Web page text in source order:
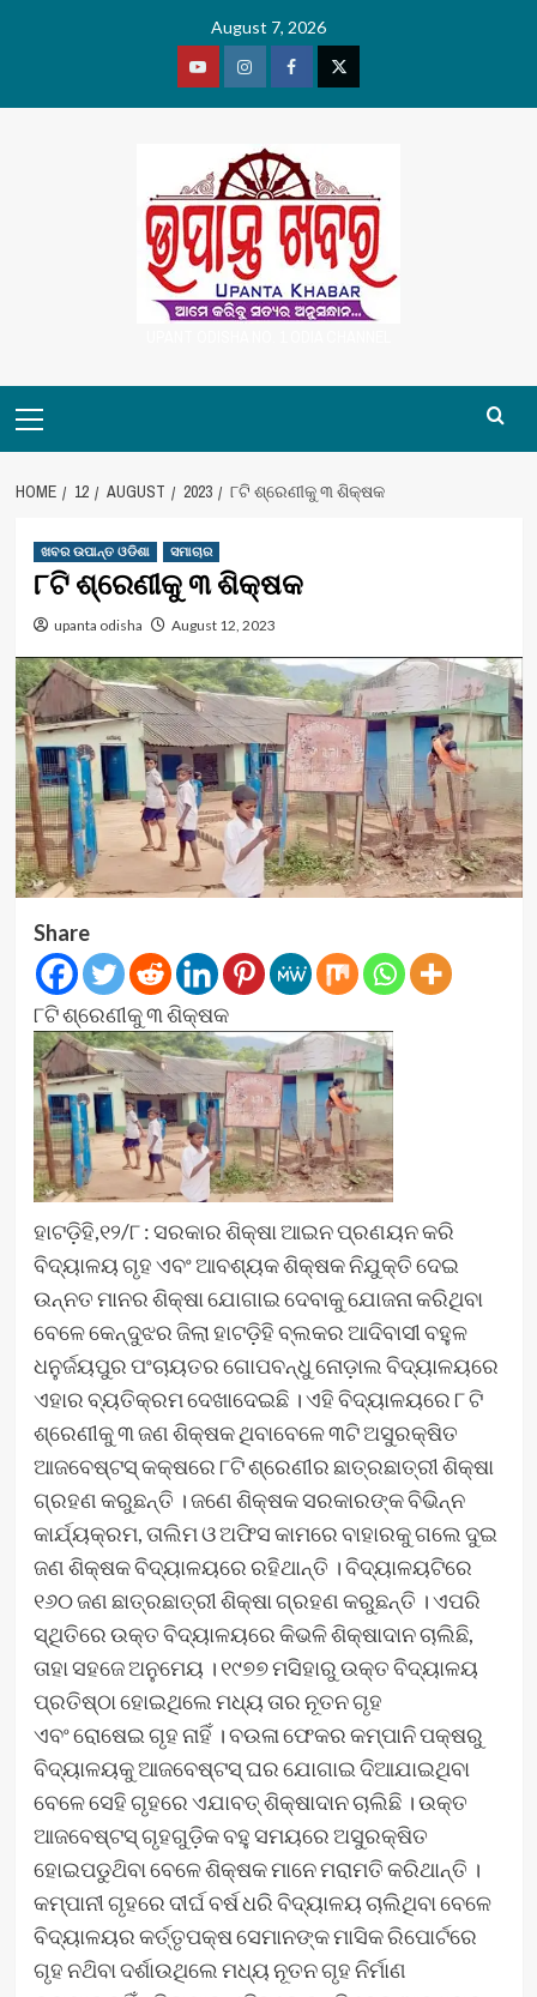
August 7, 2026
YoutubeVimeoFacebookTwitter
Menu
HOME 12 AUGUST 2023 ୮ଟି ଶ୍ରେଣୀକୁ ୩ ଶିକ୍ଷକ
ଖବର ଉପାନ୍ତ ଓଡିଶା ସମାଚାର
୮ଟି ଶ୍ରେଣୀକୁ ୩ ଶିକ୍ଷକ
upanta odisha August 12, 2023
Share
୮ଟି ଶ୍ରେଣୀକୁ ୩ ଶିକ୍ଷକ
ହାଟଡ଼ିହି,୧୨/୮ : ସରକାର ଶିକ୍ଷା ଆଇନ ପ୍ରଣୟନ କରି
ବିଦ୍ୟାଳୟ ଗୃହ ଏବଂ ଆବଶ୍ୟକ ଶିକ୍ଷକ ନିଯୁକ୍ତି ଦେଇ
ଉନ୍ନତ ମାନର ଶିକ୍ଷା ଯୋଗାଇ ଦେବାକୁ ଯୋଜନା କରିଥିବା
ବେଳେ କେନ୍ଦୁଝର ଜିଲା ହାଟଡ଼ିହି ବ୍ଲକର ଆଦିବାସୀ ବହୁଳ
ଧନୁର୍ଜୟପୁର ପଂଚାୟତର ଗୋପବନ୍ଧୁ ନୋଡ଼ାଲ ବିଦ୍ୟାଳୟରେ
ଏହାର ବ୍ୟତିକ୍ରମ ଦେଖାଦେଇଛି । ଏହି ବିଦ୍ୟାଳୟରେ ୮ ଟି
ଶ୍ରେଣୀକୁ ୩ ଜଣ ଶିକ୍ଷକ ଥିବାବେଳେ ୩ଟି ଅସୁରକ୍ଷିତ
ଆଜବେଷ୍ଟସ୍ କକ୍ଷରେ ୮ଟି ଶ୍ରେଣୀର ଛାତ୍ରଛାତ୍ରୀ ଶିକ୍ଷା
ଗ୍ରହଣ କରୁଛନ୍ତି । ଜଣେ ଶିକ୍ଷକ ସରକାରଙ୍କ ବିଭିନ୍ନ
କାର୍ଯ୍ୟକ୍ରମ, ତାଲିମ ଓ ଅଫିସ କାମରେ ବାହାରକୁ ଗଲେ ଦୁଇ
ଜଣ ଶିକ୍ଷକ ବିଦ୍ୟାଳୟରେ ରହିଥାନ୍ତି । ବିଦ୍ୟାଳୟଟିରେ
୧୬୦ ଜଣ ଛାତ୍ରଛାତ୍ରୀ ଶିକ୍ଷା ଗ୍ରହଣ କରୁଛନ୍ତି । ଏପରି
ସ୍ଥିତିରେ ଉକ୍ତ ବିଦ୍ୟାଳୟରେ କିଭଳି ଶିକ୍ଷାଦାନ ଚାଲିଛି,
ତାହା ସହଜେ ଅନୁମେୟ । ୧୯୭୭ ମସିହାରୁ ଉକ୍ତ ବିଦ୍ୟାଳୟ
ପ୍ରତିଷ୍ଠା ହୋଇଥିଲେ ମଧ୍ୟ ତାର ନୂତନ ଗୃହ
ଏବଂ ରୋଷେଇ ଗୃହ ନାହିଁ । ବଉଳା ଫେକର କମ୍ପାନି ପକ୍ଷରୁ
ବିଦ୍ୟାଳୟକୁ ଆଜବେଷ୍ଟସ୍ ଘର ଯୋଗାଇ ଦିଆଯାଇଥିବା
ବେଳେ ସେହି ଗୃହରେ ଏଯାବତ୍ ଶିକ୍ଷାଦାନ ଚାଲିଛି । ଉକ୍ତ
ଆଜବେଷ୍ଟସ୍‌ ଗୃହଗୁଡ଼ିକ ବହୁ ସମୟରେ ଅସୁରକ୍ଷିତ
ହୋଇପଡୁଥ‌ିବା ବେଳେ ଶିକ୍ଷକ ମାନେ ମରାମତି କରିଥାନ୍ତି ।
କମ୍ପାନୀ ଗୃହରେ ଦୀର୍ଘ ବର୍ଷ ଧରି ବିଦ୍ୟାଳୟ ଚାଲିଥିବା ବେଳେ
ବିଦ୍ୟାଳୟର କର୍ତ୍ତୃପକ୍ଷ ସେମାନଙ୍କ ମାସିକ ରିପୋର୍ଟରେ
ଗୃହ ନଥ‌ିବା ଦର୍ଶାଉଥିଲେ ମଧ୍ୟ ନୂତନ ଗୃହ ନିର୍ମାଣ